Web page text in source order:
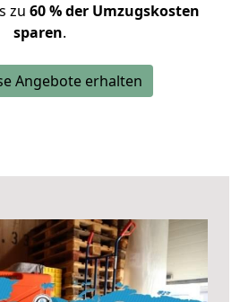
zu 60 % der Umzugskosten
sparen.
Angebote erhalten